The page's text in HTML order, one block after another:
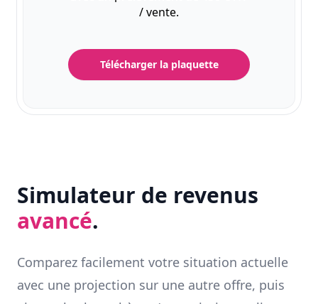
/ vente.
Télécharger la plaquette
Simulateur de revenus
avancé.
Comparez facilement votre situation actuelle
avec une projection sur une autre offre, puis